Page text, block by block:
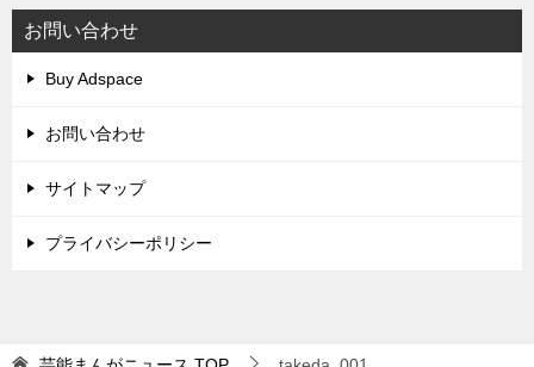
お問い合わせ
Buy Adspace
お問い合わせ
サイトマップ
プライバシーポリシー